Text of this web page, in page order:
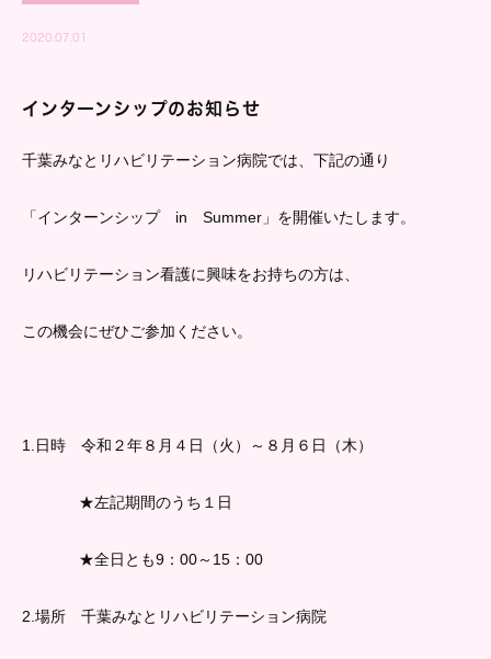
2020.07.01
インターンシップのお知らせ
千葉みなとリハビリテーション病院では、下記の通り
「インターンシップ in Summer」を開催いたします。
リハビリテーション看護に興味をお持ちの方は、
この機会にぜひご参加ください。
1.日時 令和２年８月４日（火）～８月６日（木）
★左記期間のうち１日
★全日とも9：00～15：00
2.場所 千葉みなとリハビリテーション病院